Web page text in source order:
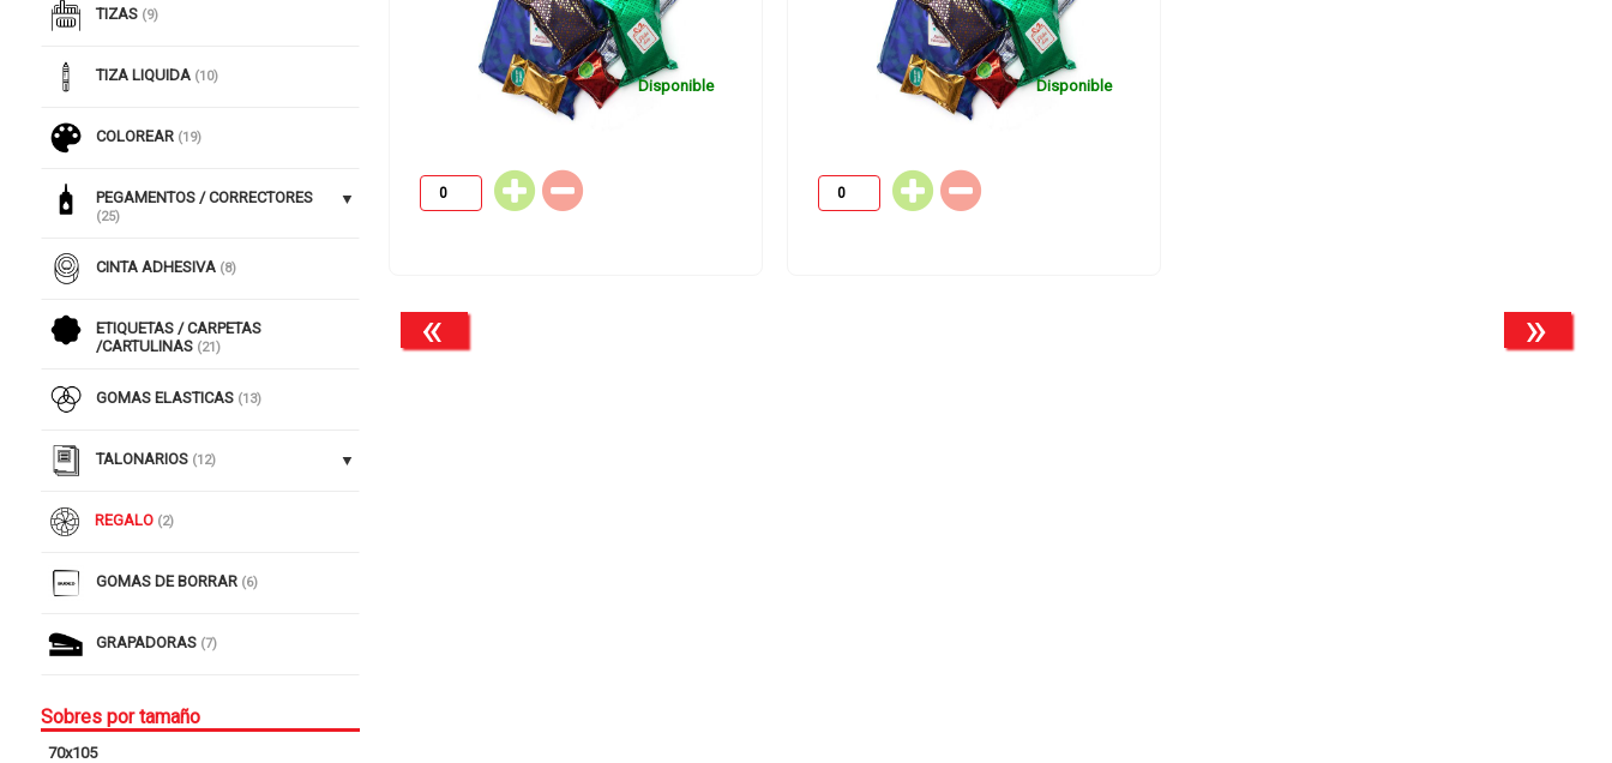
TIZAS (9)
TIZA LIQUIDA (10)
COLOREAR (19)
PEGAMENTOS / CORRECTORES
(25)
CINTA ADHESIVA (8)
ETIQUETAS / CARPETAS
/CARTULINAS (21)
GOMAS ELASTICAS (13)
TALONARIOS (12)
REGALO (2)
GOMAS DE BORRAR (6)
GRAPADORAS (7)
Sobres por tamaño
70x105
Disponible Disponible
« »